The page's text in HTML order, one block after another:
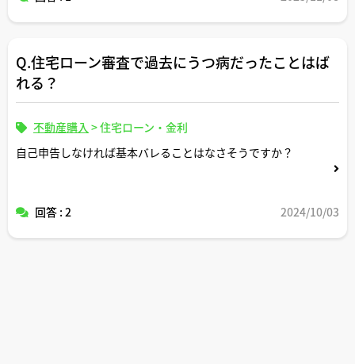
Q.住宅ローン審査で過去にうつ病だったことはば
れる？
不動産購入 >住宅ローン・金利
自己申告しなければ基本バレることはなさそうですか？
回答 : 2 2024/10/03